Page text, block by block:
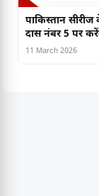
पाकिस्तान
दास नंबर 5 पर
11 March 2026